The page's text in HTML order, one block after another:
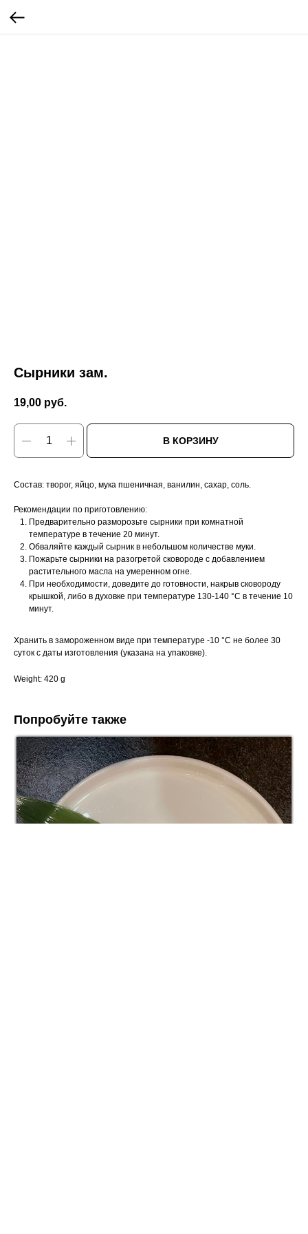
Сырники зам.
19,00 руб.
В КОРЗИНУ
Состав: творог, яйцо, мука пшеничная, ванилин, сахар, соль.
Рекомендации по приготовлению:
Предварительно разморозьте сырники при комнатной
температуре в течение 20 минут.
Обваляйте каждый сырник в небольшом количестве муки.
Пожарьте сырники на разогретой сковороде с добавлением
растительного масла на умеренном огне.
При необходимости, доведите до готовности, накрыв сковороду
крышкой, либо в духовке при температуре 130-140 °С в течение 10
минут.
Хранить в замороженном виде при температуре -10 °С не более 30
суток с даты изготовления (указана на упаковке).
Weight: 420 g
Попробуйте также